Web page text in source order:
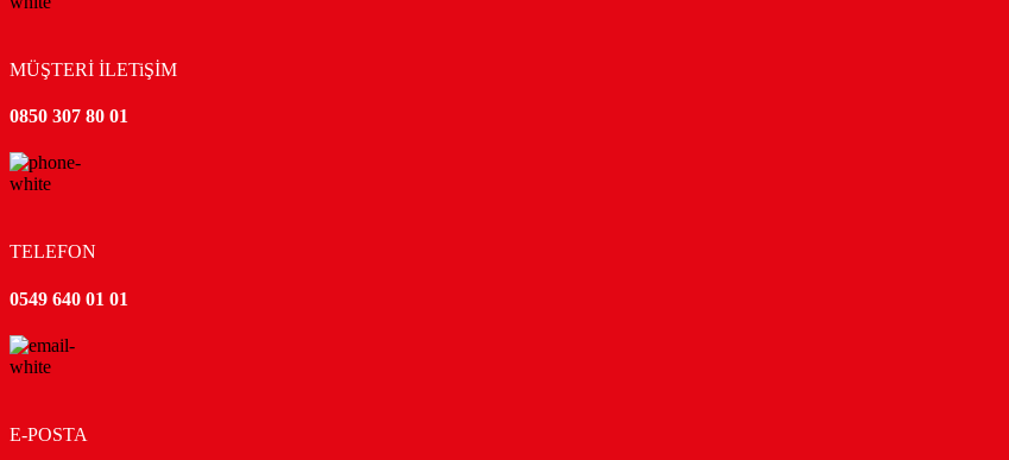
MÜŞTERİ İLETiŞİM
0850 307 80 01
TELEFON
0549 640 01 01
E-POSTA